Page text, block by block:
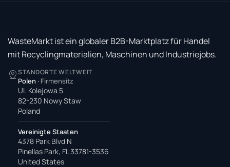
WasteMarkt ist ein globaler B2B-Marktplatz für Handel
mit Recyclingmaterialien, Maschinen und Industriejobs.
STANDORTE WELTWEIT
Polen · Firmensitz
Ul. Kolejowa 5
82-230 Nowy Staw
Poland
Vereinigte Staaten
4378 Park Blvd N
Pinellas Park, FL 33781-3536
United States